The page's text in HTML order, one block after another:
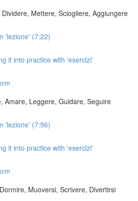
Mettere, Sciogliere, Aggiungere
'lezione' (7:22)
it into practice with 'esercizi'
Amare, Leggere, Guidare, Seguire
'lezione' (7:56)
it into practice with 'esercizi'
Muoversi, Scrivere, Divertirsi